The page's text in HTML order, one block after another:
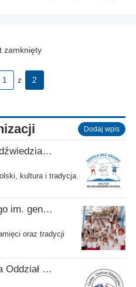
zamknięty
1 z 2
Dodaj wpis
Szkoła bez Granic im. Niedźwiedzia Wojtka
kultura i tradycja.
Akademia Języka Polskiego im. gen. Stanisława Maczka przy ECP
oraz tradycji
Centrum Edukacyjne Bajka Oddział w Dundee